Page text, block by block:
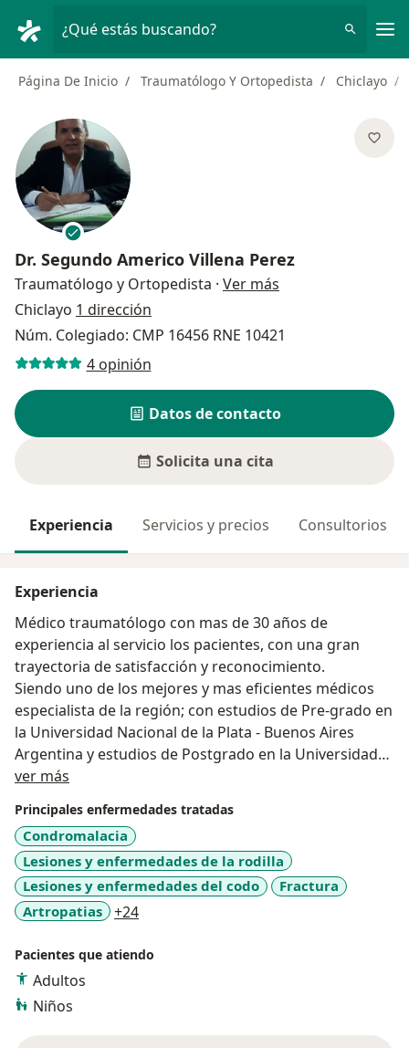
¿Qué estás buscando?
Página De Inicio Traumatólogo Y Ortopedista Chiclayo
Dr. Segundo Americo Villena Perez
Traumatólogo y Ortopedista · Ver más
Chiclayo 1 dirección
Núm. Colegiado: CMP 16456 RNE 10421
4 opinión
Datos de contacto
Solicita una cita
Experiencia Servicios y precios Consultorios
Experiencia
Médico traumatólogo con mas de 30 años de
experiencia al servicio los pacientes, con una gran
trayectoria de satisfacción y reconocimiento.
Siendo uno de los mejores y mas eficientes médicos
especialista de la región; con estudios de Pre-grado en
la Universidad Nacional de la Plata - Buenos Aires
Argentina y estudios de Postgrado en la Universidad
Federico Villarreal Lima -Perú.
Traumatología y/o Ortopedia en el Hospital Regional
Docente Las Mercedes.
ver más
Principales enfermedades tratadas
Condromalacia
Lesiones y enfermedades de la rodilla
Lesiones y enfermedades del codo
Fractura
Artropatias
+24a11y_sr_more_diseases
Pacientes que atiendo
Adultos
Niños